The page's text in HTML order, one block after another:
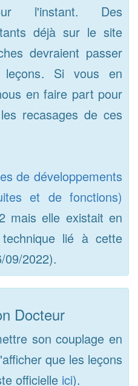
l'instant. Des
déjà sur le site
devraient passer
leçons. Si vous en
en faire part pour
recasages de ces
de développements
et de fonctions)
mais elle existait en
lié à cette
09/2022).
Docteur
son couplage en
que les leçons
officielle ici).